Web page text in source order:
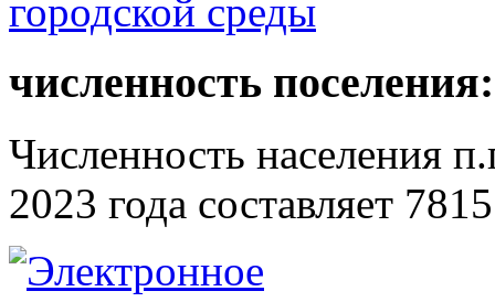
численность поселения:
Численность населения
2023 года составляет